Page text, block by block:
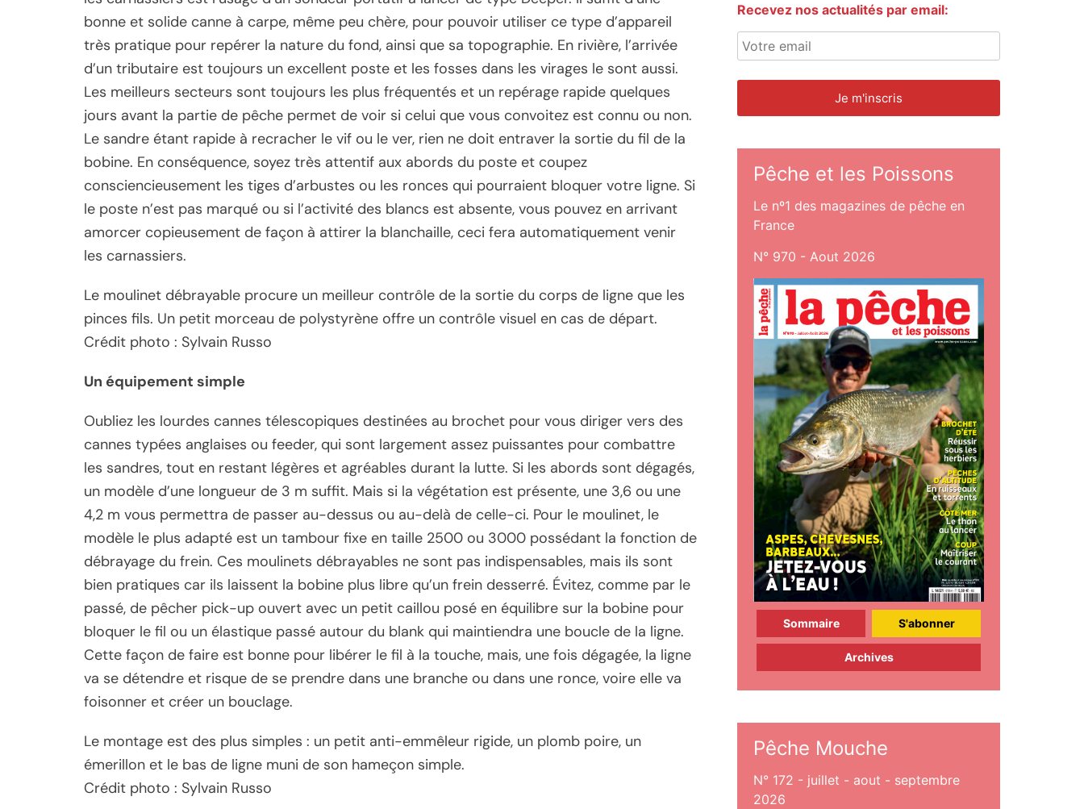
bonne et solide canne à carpe, même peu chère, pour pouvoir utiliser ce type d’appareil
très pratique pour repérer la nature du fond, ainsi que sa topographie. En rivière, l’arrivée
d’un tributaire est toujours un excellent poste et les fosses dans les virages le sont aussi.
Les meilleurs secteurs sont toujours les plus fréquentés et un repérage rapide quelques
jours avant la partie de pêche permet de voir si celui que vous convoitez est connu ou non.
Le sandre étant rapide à recracher le vif ou le ver, rien ne doit entraver la sortie du fil de la
bobine. En conséquence, soyez très attentif aux abords du poste et coupez
consciencieusement les tiges d’arbustes ou les ronces qui pourraient bloquer votre ligne. Si
le poste n’est pas marqué ou si l’activité des blancs est absente, vous pouvez en arrivant
amorcer copieusement de façon à attirer la blanchaille, ceci fera automatiquement venir
les carnassiers.
Le moulinet débrayable procure un meilleur contrôle de la sortie du corps de ligne que les
pinces fils. Un petit morceau de polystyrène offre un contrôle visuel en cas de départ.
Crédit photo : Sylvain Russo
Un équipement simple
Oubliez les lourdes cannes télescopiques destinées au brochet pour vous diriger vers des
cannes typées anglaises ou feeder, qui sont largement assez puissantes pour combattre
les sandres, tout en restant légères et agréables durant la lutte. Si les abords sont dégagés,
un modèle d’une longueur de 3 m suffit. Mais si la végétation est présente, une 3,6 ou une
4,2 m vous permettra de passer au-dessus ou au-delà de celle-ci. Pour le moulinet, le
modèle le plus adapté est un tambour fixe en taille 2500 ou 3000 possédant la fonction de
débrayage du frein. Ces moulinets débrayables ne sont pas indispensables, mais ils sont
bien pratiques car ils laissent la bobine plus libre qu’un frein desserré. Évitez, comme par le
passé, de pêcher pick-up ouvert avec un petit caillou posé en équilibre sur la bobine pour
bloquer le fil ou un élastique passé autour du blank qui maintiendra une boucle de la ligne.
Cette façon de faire est bonne pour libérer le fil à la touche, mais, une fois dégagée, la ligne
va se détendre et risque de se prendre dans une branche ou dans une ronce, voire elle va
foisonner et créer un bouclage.
Le montage est des plus simples : un petit anti-emmêleur rigide, un plomb poire, un
émerillon et le bas de ligne muni de son hameçon simple.
Crédit photo : Sylvain Russo
Recevez nos actualités par email:
Pêche et les Poissons
Le nº1 des magazines de pêche en
France
N° 970 - Aout 2026
Sommaire S'abonner
Archives
Pêche Mouche
N° 172 - juillet - aout - septembre
2026